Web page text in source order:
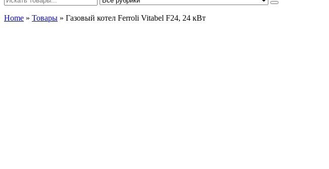
Home » Товары » Газовый котел Ferroli Vitabel F24, 24 кВт